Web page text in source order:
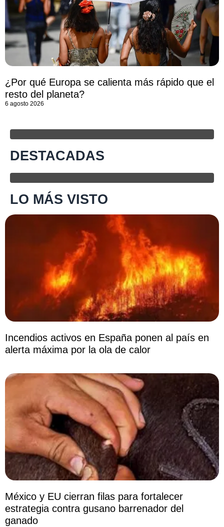
¿Por qué Europa se calienta más rápido que el
resto del planeta?
6 agosto 2026
DESTACADAS
LO MÁS VISTO
Incendios activos en España ponen al país en
alerta máxima por la ola de calor
México y EU cierran filas para fortalecer
estrategia contra gusano barrenador del
ganado